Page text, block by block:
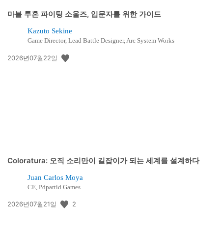
마블 투혼 파이팅 소울즈, 입문자를 위한 가이드
Kazuto Sekine
Game Director, Lead Battle Designer, Arc System Works
공
2026년07월22일
Coloratura: 오직 소리만이 길잡이가 되는 세계를 설계하다
Juan Carlos Moya
CE, Pdpartid Games
공
2026년07월21일 2